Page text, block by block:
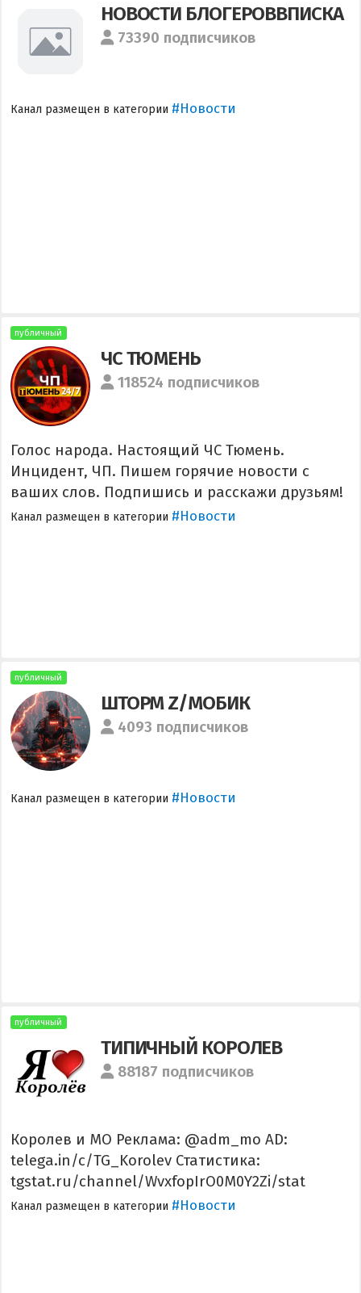
НОВОСТИ БЛОГЕРОВВПИСКА
73390 подписчиков
Канал размещен в категории #Новости
публичный
ЧС ТЮМЕНЬ
118524 подписчиков
Голос народа. Настоящий ЧС Тюмень.
Инцидент, ЧП. Пишем горячие новости с
ваших слов. Подпишись и расскажи друзьям!
Канал размещен в категории #Новости
публичный
ШТОРМ Z/МОБИК
4093 подписчиков
Канал размещен в категории #Новости
публичный
ТИПИЧНЫЙ КОРОЛЕВ
88187 подписчиков
Королев и МО Реклама: @adm_mo AD:
telega.in/c/TG_Korolev Статистика:
tgstat.ru/channel/WvxfopIrO0M0Y2Zi/stat
Канал размещен в категории #Новости